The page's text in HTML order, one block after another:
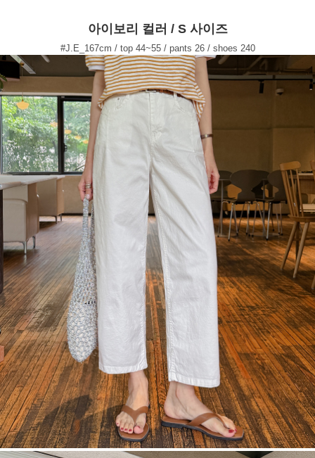
아이보리 컬러 / S 사이즈
#J.E_167cm / top 44~55 / pants 26 / shoes 240